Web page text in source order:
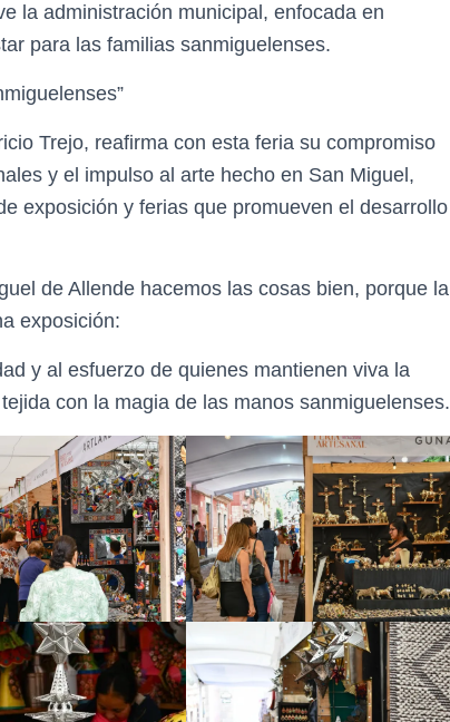
la administración municipal, enfocada en
para las familias sanmiguelenses.
Trejo, reafirma con esta feria su compromiso
y el impulso al arte hecho en San Miguel,
exposición y ferias que promueven el desarrollo
de Allende hacemos las cosas bien, porque la
exposición:
y al esfuerzo de quienes mantienen viva la
con la magia de las manos sanmiguelenses.